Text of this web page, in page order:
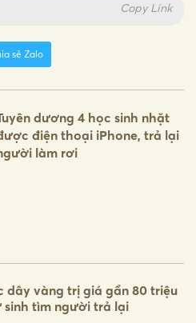
Copy Link
sẻ Zalo
dương 4 học sinh nhặt
điện thoại iPhone, trả lại
làm rơi
dây vàng trị giá gần 80 triệu
sinh tìm người trả lại